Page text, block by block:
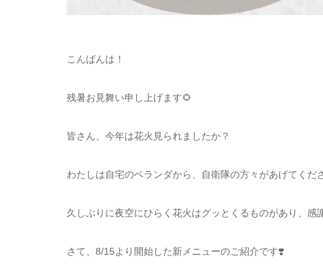
こんばんは！
残暑お見舞い申し上げます🌻
皆さん、今年は花火見られましたか？
わたしは自宅のベランダから、自衛隊の方々があげてく
久しぶりに夜空にひらく花火はグッとくるものがあり、感
さて、8/15より開始した新メニューのご紹介です❣️